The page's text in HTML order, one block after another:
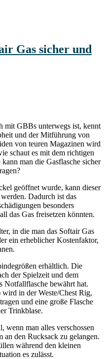
Gas sicher und
mit GBBs unterwegs ist, kennt
und der Mitführung von
von teuren Magazinen wird
schaut es mit dem richtigen
man die Gasflasche sicher
geöffnet wurde, kann dieser
Dadurch ist das
besonders
das Gas freisetzen könnten.
in die man das Softair Gas
ein erheblicher Kostenfaktor,
erhältlich. Die
der Spielzeit und dem
Notfallflasche bewährt hat.
in der Weste/Chest Rig,
und eine große Flasche
Trinkblase.
wenn man alles verschossen
den Rucksack zu gelangen.
während den kleinen
es zulässt.